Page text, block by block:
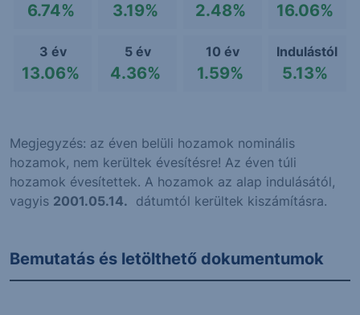
6.74% 3.19% 2.48% 16.06%
3 év
13.06%
5 év
4.36%
10 év
1.59%
Indulástól
5.13%
Megjegyzés: az éven belüli hozamok nominális
hozamok, nem kerültek évesítésre! Az éven túli
hozamok évesítettek. A hozamok az alap indulásától,
vagyis 2001.05.14. dátumtól kerültek kiszámításra.
Bemutatás és letölthető dokumentumok